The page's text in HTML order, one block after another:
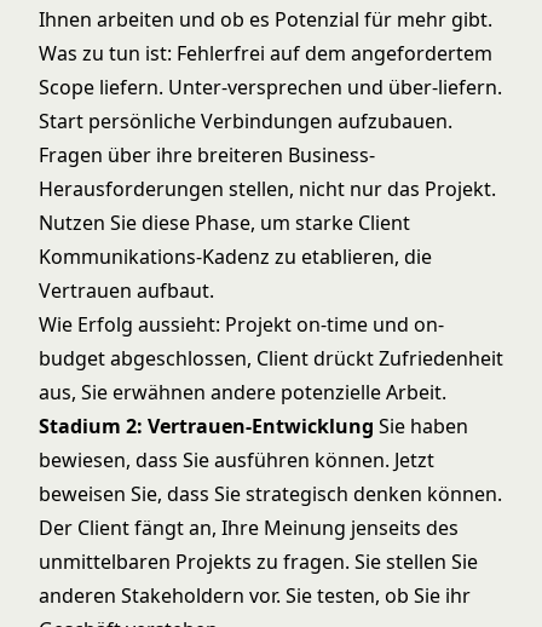
Ihnen arbeiten und ob es Potenzial für mehr gibt.
Was zu tun ist: Fehlerfrei auf dem angefordertem
Scope liefern. Unter-versprechen und über-liefern.
Start persönliche Verbindungen aufzubauen.
Fragen über ihre breiteren Business-
Herausforderungen stellen, nicht nur das Projekt.
Nutzen Sie diese Phase, um starke Client
Kommunikations-Kadenz zu etablieren, die
Vertrauen aufbaut.
Wie Erfolg aussieht: Projekt on-time und on-
budget abgeschlossen, Client drückt Zufriedenheit
aus, Sie erwähnen andere potenzielle Arbeit.
Stadium 2: Vertrauen-Entwicklung Sie haben
bewiesen, dass Sie ausführen können. Jetzt
beweisen Sie, dass Sie strategisch denken können.
Der Client fängt an, Ihre Meinung jenseits des
unmittelbaren Projekts zu fragen. Sie stellen Sie
anderen Stakeholdern vor. Sie testen, ob Sie ihr